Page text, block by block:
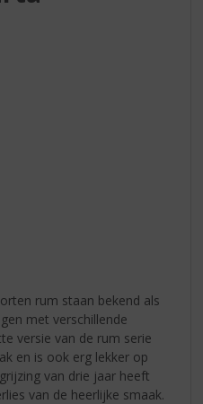
rum staan bekend als
met verschillende
versie van de rum serie
en is ook erg lekker op
van drie jaar heeft
van de heerlijke smaak.